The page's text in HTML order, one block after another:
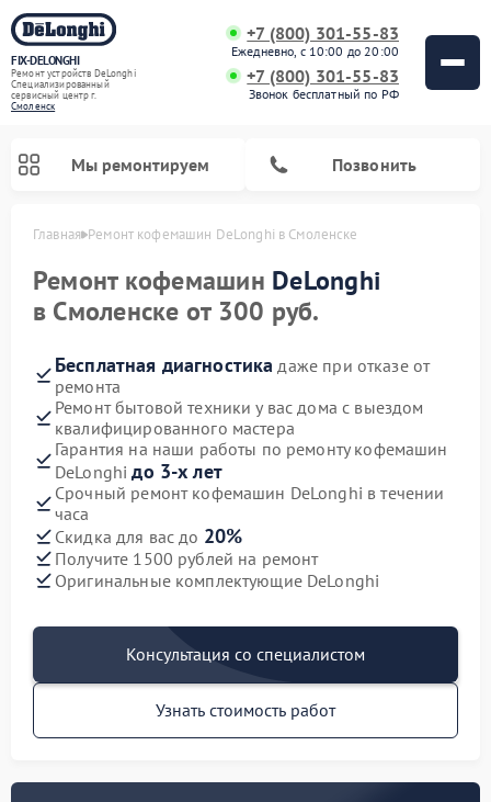
FIX-DELONGHI
Ремонт устройств DeLonghi
Специализированный
cервисный центр г.
Смоленск
+7 (800) 301-55-83
Ежедневно, с 10:00 до 20:00
+7 (800) 301-55-83
Звонок бесплатный по РФ
Мы ремонтируем Позвонить
Главная Ремонт кофемашин DeLonghi в Смоленске
Ремонт кофемашин DeLonghi
в Смоленске от 300 руб.
Бесплатная диагностика даже при отказе от
ремонта
Ремонт бытовой техники у вас дома с выездом
квалифицированного мастера
Гарантия на наши работы по ремонту кофемашин
DeLonghiдо 3-х лет
Срочный ремонт кофемашин DeLonghi в течении
часа
Скидка для вас до 20%
Получите 1500 рублей на ремонт
Оригинальные комплектующие DeLonghi
Консультация со специалистом
Узнать стоимость работ